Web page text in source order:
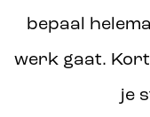
bepaal
werk gaat.
je